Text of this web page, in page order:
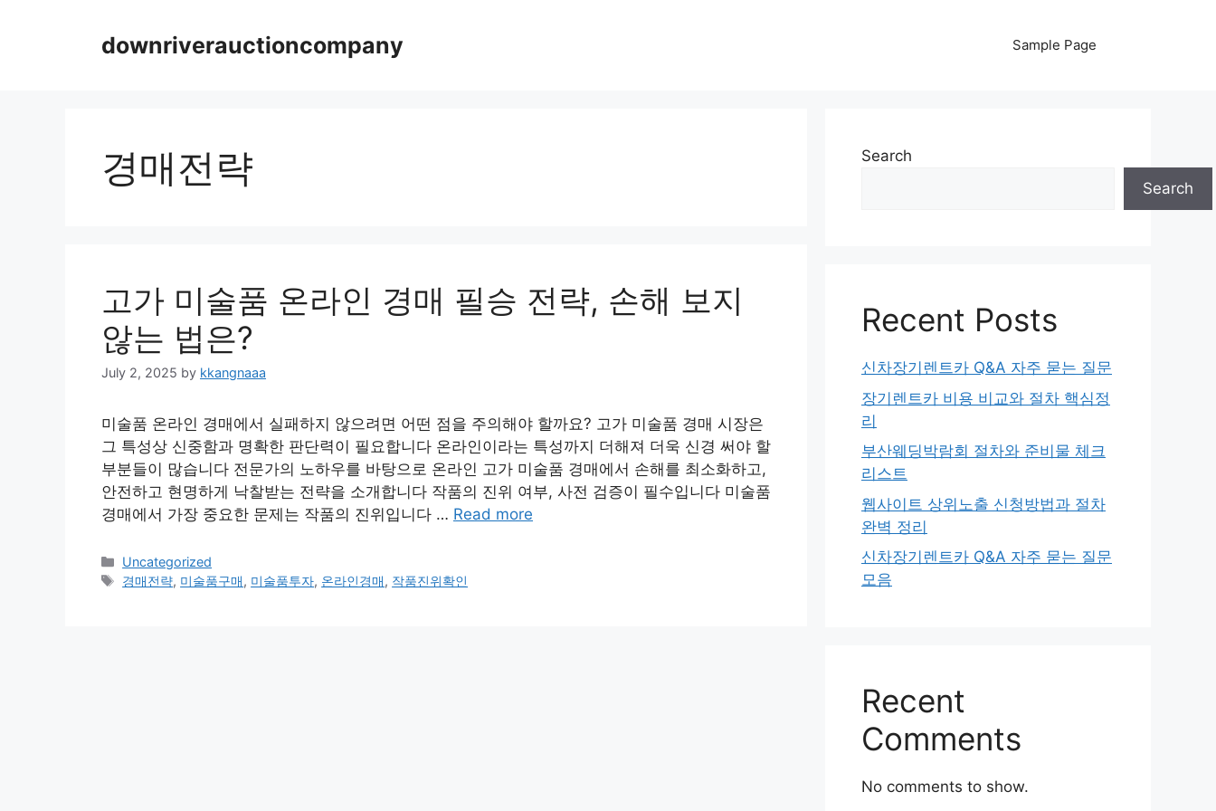
downriverauctioncompany Sample Page
경매전략
고가 미술품 온라인 경매 필승 전략, 손해 보지
않는 법은?
July 2, 2025 by kkangnaaa
미술품 온라인 경매에서 실패하지 않으려면 어떤 점을 주의해야 할까요? 고가 미술품 경매 시장은
그 특성상 신중함과 명확한 판단력이 필요합니다 온라인이라는 특성까지 더해져 더욱 신경 써야 할
부분들이 많습니다 전문가의 노하우를 바탕으로 온라인 고가 미술품 경매에서 손해를 최소화하고,
안전하고 현명하게 낙찰받는 전략을 소개합니다 작품의 진위 여부, 사전 검증이 필수입니다 미술품
경매에서 가장 중요한 문제는 작품의 진위입니다 … Read more
Categories
Uncategorized
Tags
경매전략, 미술품구매, 미술품투자, 온라인경매, 작품진위확인
Search
Search
Recent Posts
신차장기렌트카 Q&A 자주 묻는 질문
장기렌트카 비용 비교와 절차 핵심정
리
부산웨딩박람회 절차와 준비물 체크
리스트
웹사이트 상위노출 신청방법과 절차
완벽 정리
신차장기렌트카 Q&A 자주 묻는 질문
모음
Recent
Comments
No comments to show.